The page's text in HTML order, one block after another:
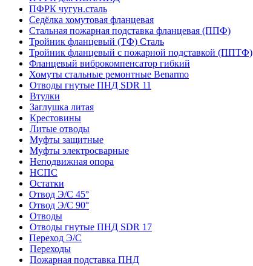
ПФРК чугун.сталь
Седёлка хомутовая фланцевая
Стальная пожарная подставка фланцевая (ППФ)
Тройник фланцевый (ТФ) Сталь
Тройник фланцевый с пожарной подставкой (ППТФ)
Фланцевый виброкомпенсатор гибкий
Хомуты стальные ремонтные Benarmo
Отводы гнутые ПНД SDR 11
Втулки
Заглушка литая
Крестовины
Литые отводы
Муфты защитные
Муфты электросварные
Неподвижная опора
НСПС
Остатки
Отвод Э/С 45°
Отвод Э/С 90°
Отводы
Отводы гнутые ПНД SDR 17
Переход Э/С
Переходы
Пожарная подставка ПНД